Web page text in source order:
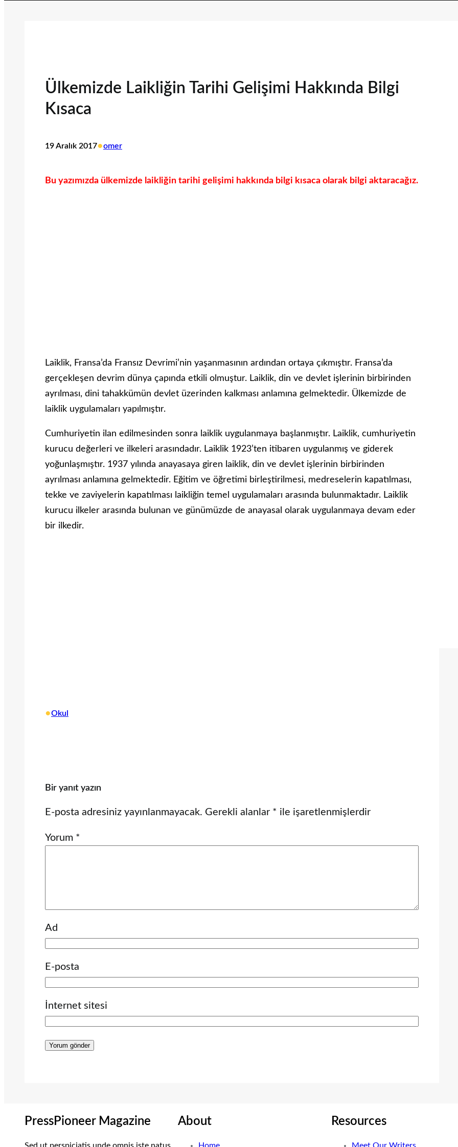
Ülkemizde Laikliğin Tarihi Gelişimi Hakkında Bilgi
Kısaca
19 Aralık 2017•omer
Bu yazımızda ülkemizde laikliğin tarihi gelişimi hakkında bilgi kısaca olarak bilgi aktaracağız.
Laiklik, Fransa’da Fransız Devrimi’nin yaşanmasının ardından ortaya çıkmıştır. Fransa’da
gerçekleşen devrim dünya çapında etkili olmuştur. Laiklik, din ve devlet işlerinin birbirinden
ayrılması, dini tahakkümün devlet üzerinden kalkması anlamına gelmektedir. Ülkemizde de
laiklik uygulamaları yapılmıştır.
Cumhuriyetin ilan edilmesinden sonra laiklik uygulanmaya başlanmıştır. Laiklik, cumhuriyetin
kurucu değerleri ve ilkeleri arasındadır. Laiklik 1923’ten itibaren uygulanmış ve giderek
yoğunlaşmıştır. 1937 yılında anayasaya giren laiklik, din ve devlet işlerinin birbirinden
ayrılması anlamına gelmektedir. Eğitim ve öğretimi birleştirilmesi, medreselerin kapatılması,
tekke ve zaviyelerin kapatılması laikliğin temel uygulamaları arasında bulunmaktadır. Laiklik
kurucu ilkeler arasında bulunan ve günümüzde de anayasal olarak uygulanmaya devam eder
bir ilkedir.
•Okul
Bir yanıt yazın
E-posta adresiniz yayınlanmayacak. Gerekli alanlar * ile işaretlenmişlerdir
Yorum *
Ad
E-posta
İnternet sitesi
PressPioneer Magazine About Resources